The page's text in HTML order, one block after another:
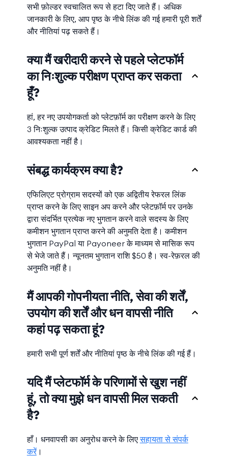
सभी फ़ोल्डर स्वचालित रूप से हटा दिए जाते हैं। अधिक
जानकारी के लिए, आप पृष्ठ के नीचे लिंक की गई हमारी पूरी शर्तें
और नीतियां पढ़ सकते हैं।
क्या मैं खरीदारी करने से पहले प्लेटफॉर्म
का निःशुल्क परीक्षण प्राप्त कर सकता
हूँ?
हां, हर नए उपयोगकर्ता को प्लेटफ़ॉर्म का परीक्षण करने के लिए
3 निःशुल्क उत्पाद क्रेडिट मिलते हैं। किसी क्रेडिट कार्ड की
आवश्यकता नहीं है।
संबद्ध कार्यक्रम क्या है?
एफिलिएट प्रोग्राम सदस्यों को एक अद्वितीय रेफरल लिंक
प्राप्त करने के लिए साइन अप करने और प्लेटफ़ॉर्म पर उनके
द्वारा संदर्भित प्रत्येक नए भुगतान करने वाले सदस्य के लिए
कमीशन भुगतान प्राप्त करने की अनुमति देता है। कमीशन
भुगतान PayPal या Payoneer के माध्यम से मासिक रूप
से भेजे जाते हैं। न्यूनतम भुगतान राशि $50 है। स्व-रेफ़रल की
अनुमति नहीं है।
मैं आपकी गोपनीयता नीति, सेवा की शर्तें,
उपयोग की शर्तें और धन वापसी नीति
कहां पढ़ सकता हूं?
हमारी सभी पूर्ण शर्तें और नीतियां पृष्ठ के नीचे लिंक की गई हैं।
यदि मैं प्लेटफॉर्म के परिणामों से खुश नहीं
हूं, तो क्या मुझे धन वापसी मिल सकती
है?
हाँ। धनवापसी का अनुरोध करने के लिएसहायता से संपर्क
करें।